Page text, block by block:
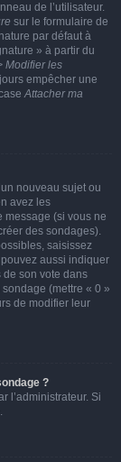
de l’utilisateur.
sur le formulaire de
par défaut à
» à partir du
Modifier les
empêcher une
Attacher ma
nouveau sujet ou
avez les
message (si vous ne
des sondages).
saisissez
aussi indiquer
de son vote dans
(mettre « 0 »
de modifier leur
?
l’administrateur. Si